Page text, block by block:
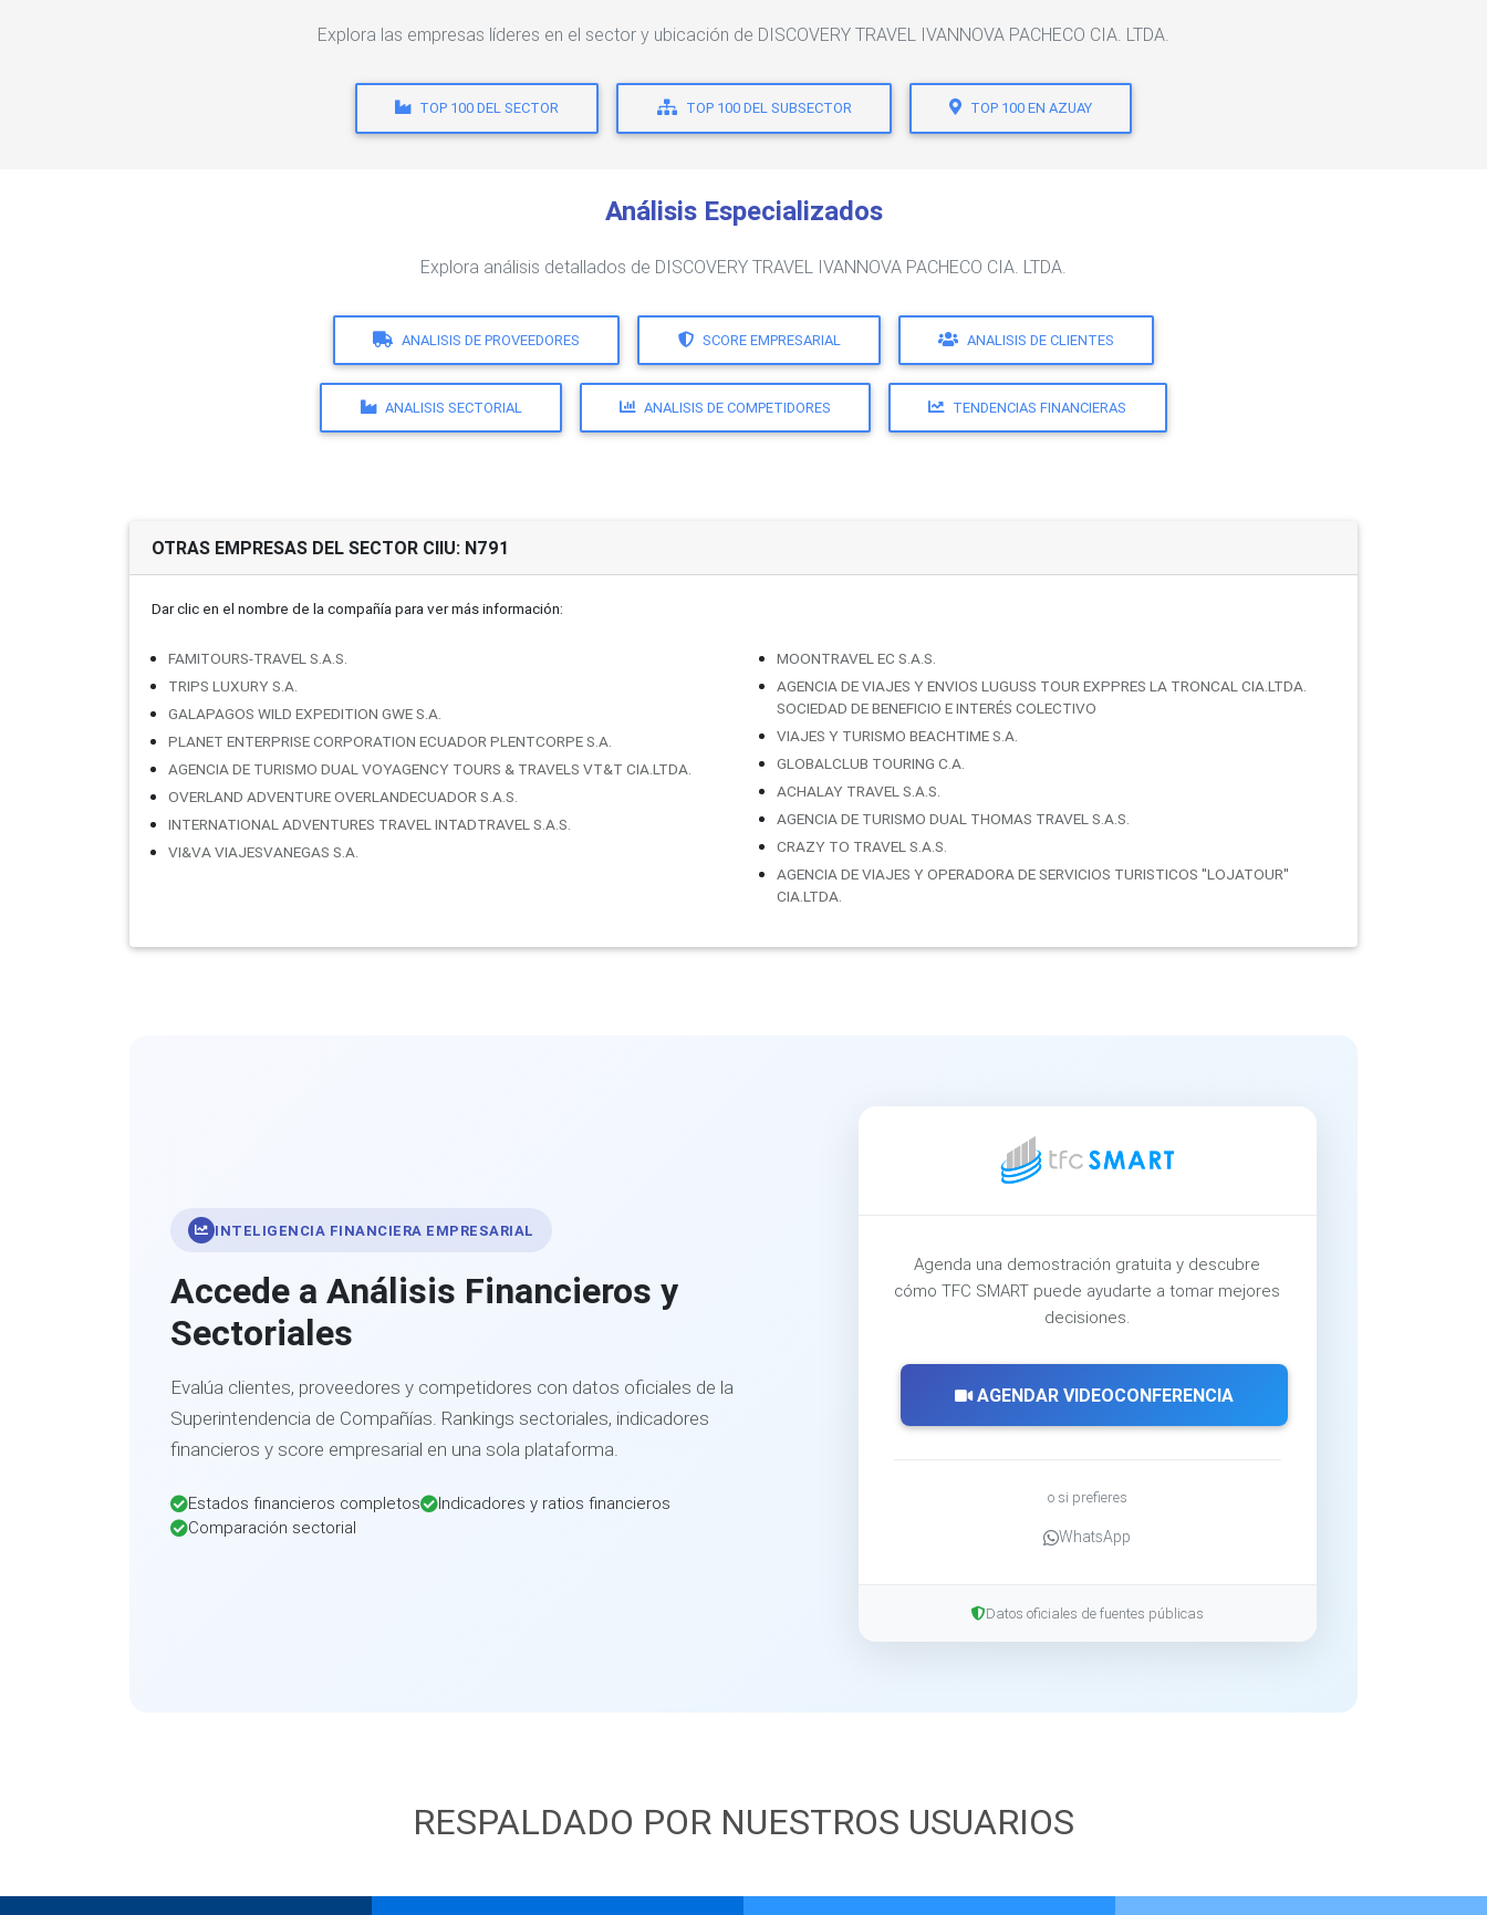
Explora las empresas líderes en el sector y ubicación de DISCOVERY TRAVEL IVANNOVA PACHECO CIA. LTDA.
TOP 100 DEL SECTOR TOP 100 DEL SUBSECTOR TOP 100 EN AZUAY
Análisis Especializados
Explora análisis detallados de DISCOVERY TRAVEL IVANNOVA PACHECO CIA. LTDA.
ANALISIS DE PROVEEDORES SCORE EMPRESARIAL ANALISIS DE CLIENTES
ANALISIS SECTORIAL ANALISIS DE COMPETIDORES TENDENCIAS FINANCIERAS
OTRAS EMPRESAS DEL SECTOR CIIU: N791
Dar clic en el nombre de la compañí­a para ver más información:
FAMITOURS-TRAVEL S.A.S.
TRIPS LUXURY S.A.
GALAPAGOS WILD EXPEDITION GWE S.A.
PLANET ENTERPRISE CORPORATION ECUADOR PLENTCORPE S.A.
AGENCIA DE TURISMO DUAL VOYAGENCY TOURS & TRAVELS VT&T CIA.LTDA.
OVERLAND ADVENTURE OVERLANDECUADOR S.A.S.
INTERNATIONAL ADVENTURES TRAVEL INTADTRAVEL S.A.S.
VI&VA VIAJESVANEGAS S.A.
MOONTRAVEL EC S.A.S.
AGENCIA DE VIAJES Y ENVIOS LUGUSS TOUR EXPPRES LA TRONCAL CIA.LTDA.
SOCIEDAD DE BENEFICIO E INTERÉS COLECTIVO
VIAJES Y TURISMO BEACHTIME S.A.
GLOBALCLUB TOURING C.A.
ACHALAY TRAVEL S.A.S.
AGENCIA DE TURISMO DUAL THOMAS TRAVEL S.A.S.
CRAZY TO TRAVEL S.A.S.
AGENCIA DE VIAJES Y OPERADORA DE SERVICIOS TURISTICOS ''LOJATOUR''
CIA.LTDA.
INTELIGENCIA FINANCIERA EMPRESARIAL
Accede a Análisis Financieros y
Sectoriales
Evalúa clientes, proveedores y competidores con datos oficiales de la
Superintendencia de Compañías. Rankings sectoriales, indicadores
financieros y score empresarial en una sola plataforma.
Estados financieros completos
Indicadores y ratios financieros
Comparación sectorial
Agenda una demostración gratuita y descubre
cómo TFC SMART puede ayudarte a tomar mejores
decisiones.
AGENDAR VIDEOCONFERENCIA
o si prefieres
WhatsApp
Datos oficiales de fuentes públicas
RESPALDADO POR NUESTROS USUARIOS